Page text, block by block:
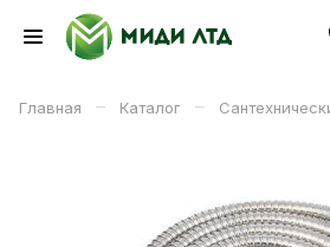
Главная – Каталог –